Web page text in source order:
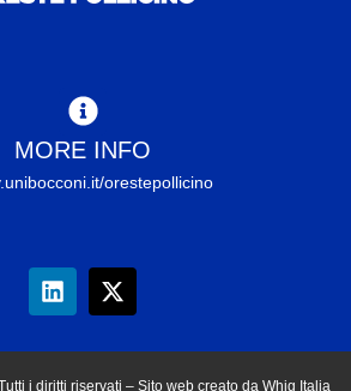
MORE INFO
orestepollicino
i diritti riservati – Sito web creato da Whig Italia